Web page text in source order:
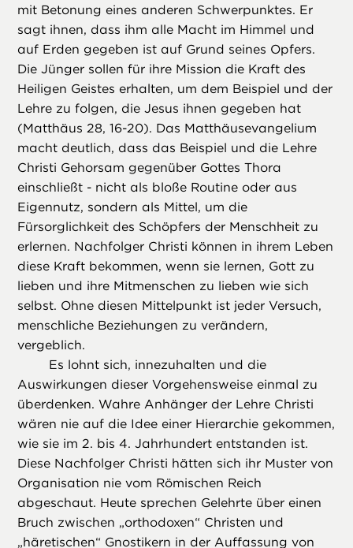
mit Betonung eines anderen Schwerpunktes. Er
sagt ihnen, dass ihm alle Macht im Himmel und
auf Erden gegeben ist auf Grund seines Opfers.
Die Jünger sollen für ihre Mission die Kraft des
Heiligen Geistes erhalten, um dem Beispiel und der
Lehre zu folgen, die Jesus ihnen gegeben hat
(Matthäus 28, 16-20). Das Matthäusevangelium
macht deutlich, dass das Beispiel und die Lehre
Christi Gehorsam gegenüber Gottes Thora
einschließt - nicht als bloße Routine oder aus
Eigennutz, sondern als Mittel, um die
Fürsorglichkeit des Schöpfers der Menschheit zu
erlernen. Nachfolger Christi können in ihrem Leben
diese Kraft bekommen, wenn sie lernen, Gott zu
lieben und ihre Mitmenschen zu lieben wie sich
selbst. Ohne diesen Mittelpunkt ist jeder Versuch,
menschliche Beziehungen zu verändern,
vergeblich.
Es lohnt sich, innezuhalten und die
Auswirkungen dieser Vorgehensweise einmal zu
überdenken. Wahre Anhänger der Lehre Christi
wären nie auf die Idee einer Hierarchie gekommen,
wie sie im 2. bis 4. Jahrhundert entstanden ist.
Diese Nachfolger Christi hätten sich ihr Muster von
Organisation nie vom Römischen Reich
abgeschaut. Heute sprechen Gelehrte über einen
Bruch zwischen „orthodoxen“ Christen und
„häretischen“ Gnostikern in der Auffassung von